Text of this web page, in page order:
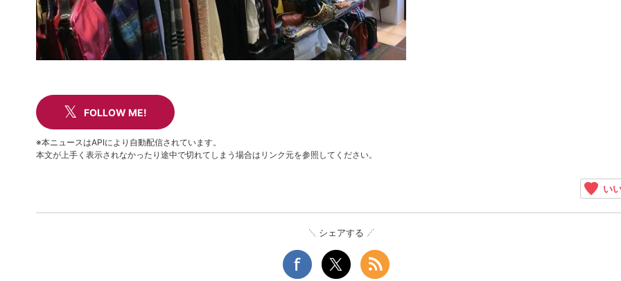
FOLLOW ME!
※本ニュースはAPIにより自動配信されています。
本文が上手く表示されなかったり途中で切れてしまう場合はリンク元を参照してください。
い
シェアする